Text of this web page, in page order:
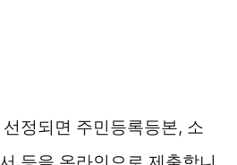
정되면 주민등록등본, 소